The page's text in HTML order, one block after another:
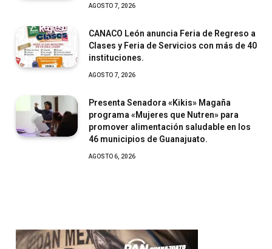
AGOSTO 7, 2026
CANACO León anuncia Feria de Regreso a
Clases y Feria de Servicios con más de 40
instituciones.
AGOSTO 7, 2026
Presenta Senadora «Kikis» Magaña
programa «Mujeres que Nutren» para
promover alimentación saludable en los
46 municipios de Guanajuato.
AGOSTO 6, 2026